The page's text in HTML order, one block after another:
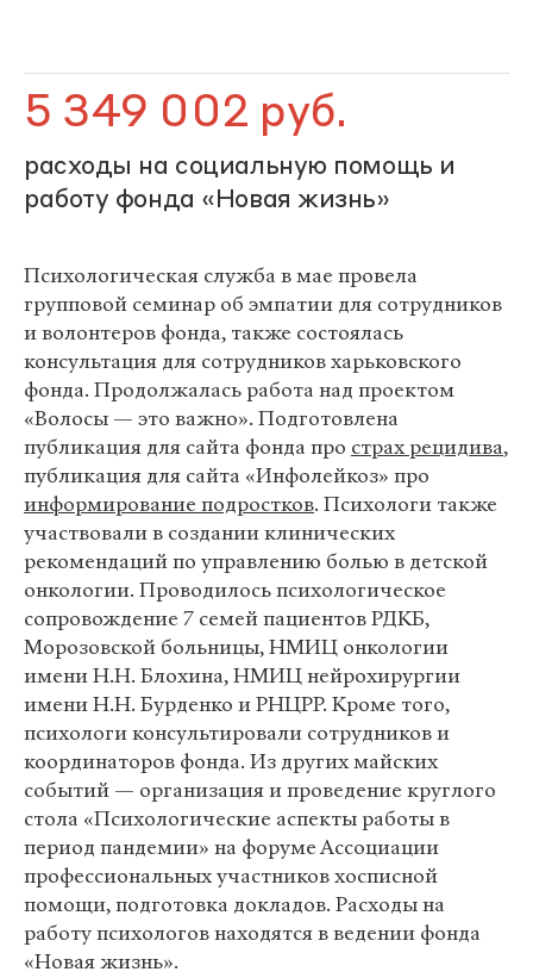
5 349 002 руб.
расходы на социальную помощь и
работу фонда «Новая жизнь»
Психологическая служба в мае провела
групповой семинар об эмпатии для сотрудников
и волонтеров фонда, также состоялась
консультация для сотрудников харьковского
фонда. Продолжалась работа над проектом
«Волосы — это важно». Подготовлена
публикация для сайта фонда про страх рецидива,
публикация для сайта «Инфолейкоз» про
информирование подростков. Психологи также
участвовали в создании клинических
рекомендаций по управлению болью в детской
онкологии. Проводилось психологическое
сопровождение 7 семей пациентов РДКБ,
Морозовской больницы, НМИЦ онкологии
имени Н.Н. Блохина, НМИЦ нейрохирургии
имени Н.Н. Бурденко и РНЦРР. Кроме того,
психологи консультировали сотрудников и
координаторов фонда. Из других майских
событий — организация и проведение круглого
стола «Психологические аспекты работы в
период пандемии» на форуме Ассоциации
профессиональных участников хосписной
помощи, подготовка докладов. Расходы на
работу психологов находятся в ведении фонда
«Новая жизнь».